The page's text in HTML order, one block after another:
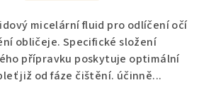
micelární fluid pro odlíčení očí
obličeje. Specifické složení
přípravku poskytuje optimální
již od fáze čištění. účinně...